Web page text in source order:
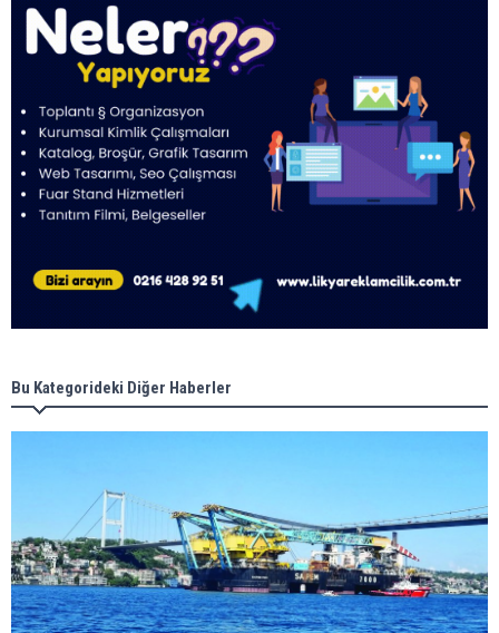
Bu Kategorideki Diğer Haberler